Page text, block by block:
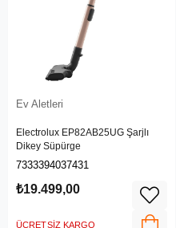
Ev Aletleri
Electrolux EP82AB25UG Şarjlı
Dikey Süpürge
7333394037431
₺19.499,00
ÜCRETSIZ KARGO